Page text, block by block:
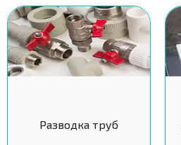
Разводка труб